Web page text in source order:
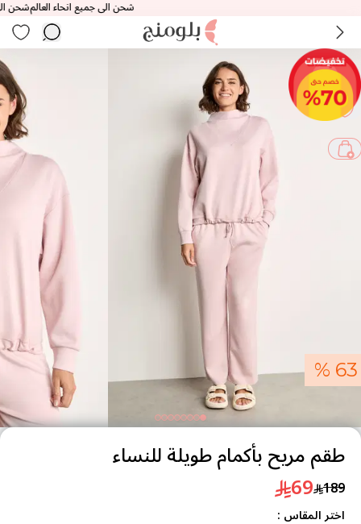
شحن الى جميع انحاء العالمشحن الى
63 %
طقم مريح بأكمام طويلة للنساء
189
69
اختر المقاس :